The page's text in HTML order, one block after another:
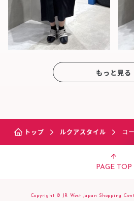
もっと見る
トップ ルクアスタイル コ
PAGE TOP
Copyright © JR West Japan Shopping